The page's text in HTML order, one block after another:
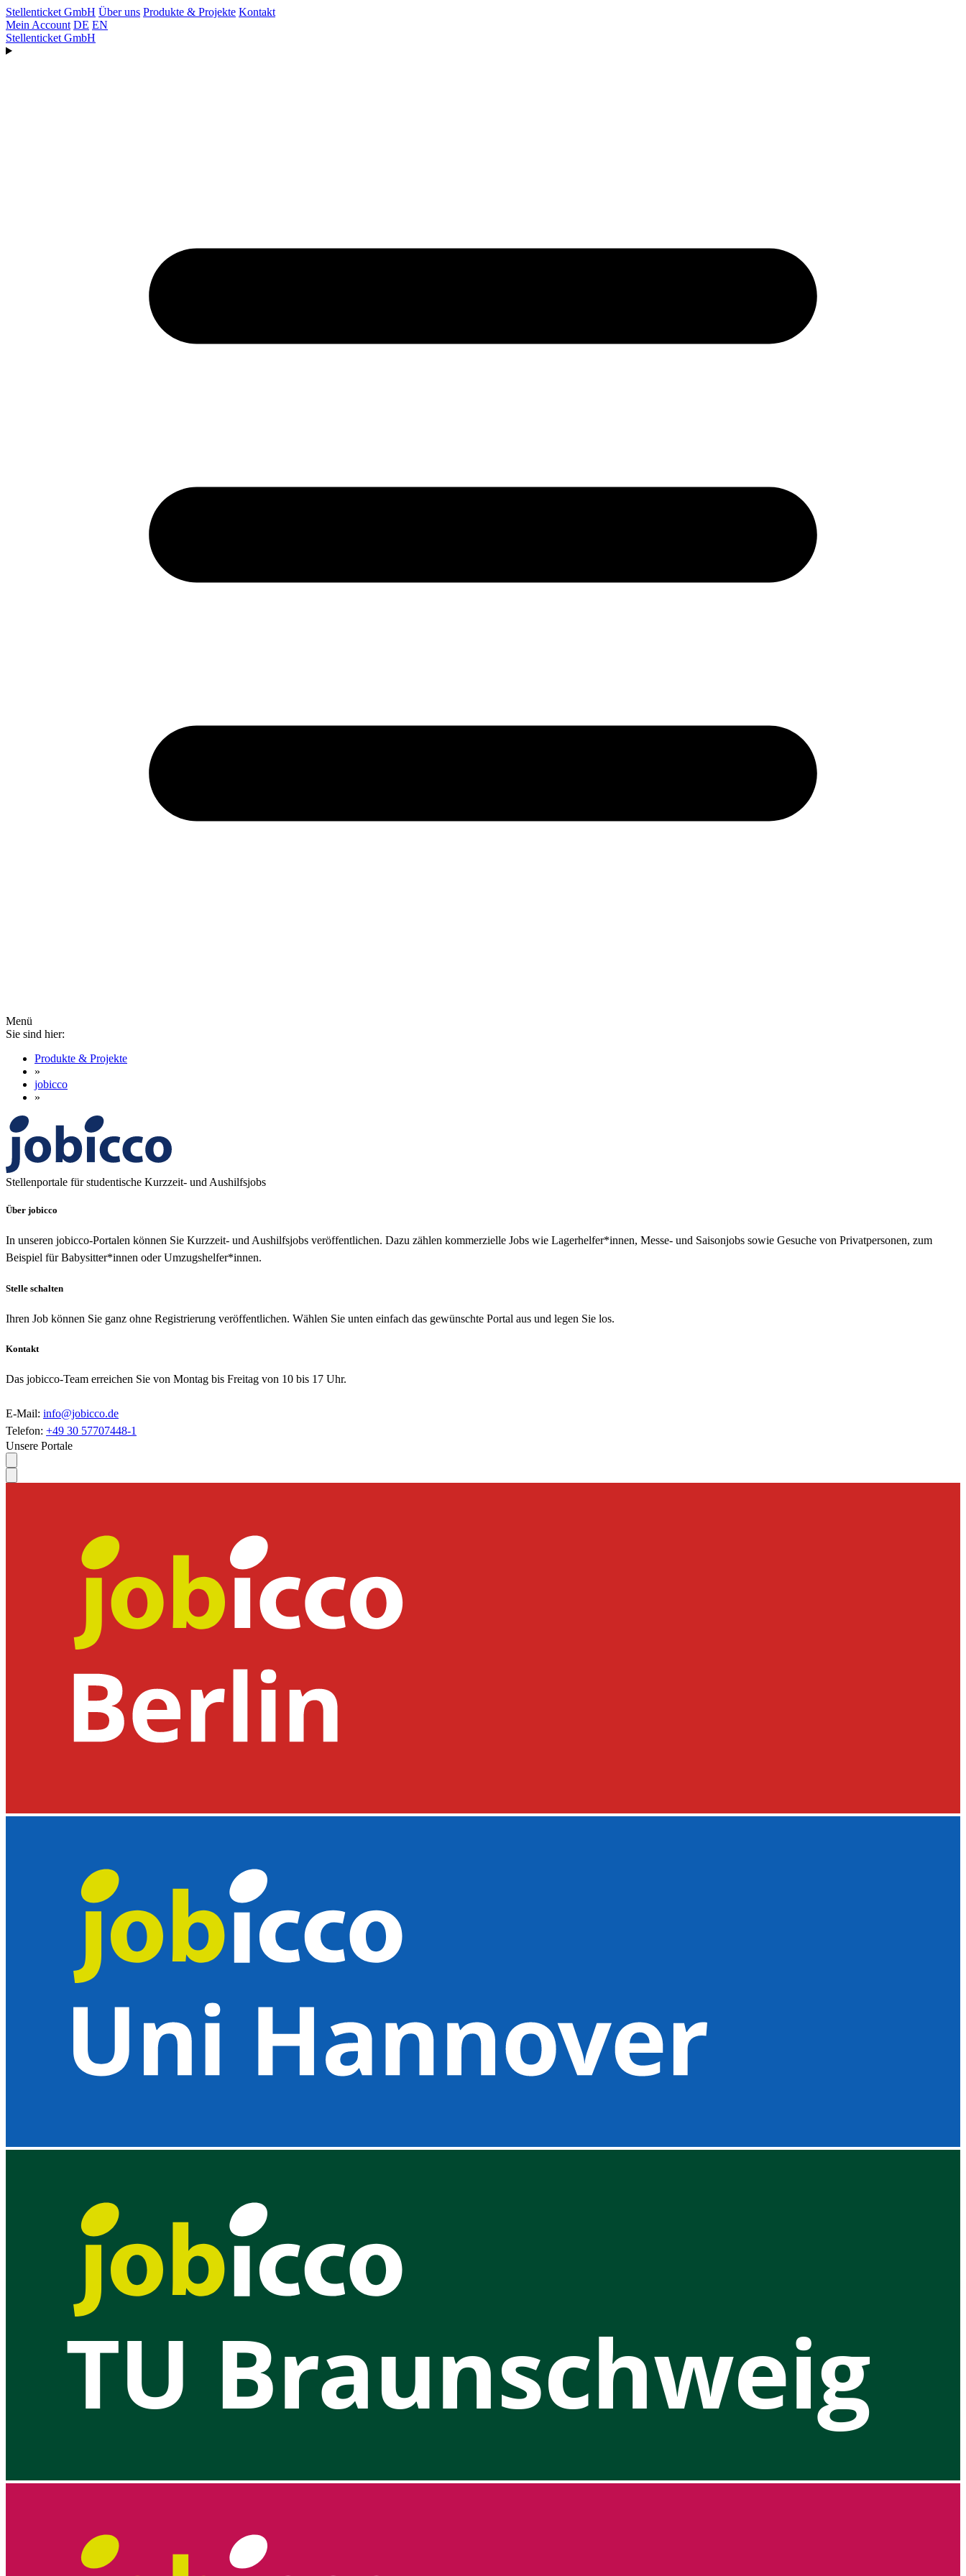
Stellenticket GmbH Über uns Produkte & Projekte Kontakt
Mein Account DE EN
Stellenticket GmbH
Menü
Sie sind hier:
Produkte & Projekte
»
jobicco
»
Stellenportale für studentische Kurzzeit- und Aushilfsjobs
Über jobicco
In unseren jobicco-Portalen können Sie Kurzzeit- und Aushilfsjobs veröffentlichen. Dazu zählen kommerzielle Jobs wie Lagerhelfer*innen, Messe- und Saisonjobs sowie Gesuche von Privatpersonen, zum
Beispiel für Babysitter*innen oder Umzugshelfer*innen.
Stelle schalten
Ihren Job können Sie ganz ohne Registrierung veröffentlichen. Wählen Sie unten einfach das gewünschte Portal aus und legen Sie los.
Kontakt
Das jobicco-Team erreichen Sie von Montag bis Freitag von 10 bis 17 Uhr.
E-Mail: info@jobicco.de
Telefon: +49 30 57707448-1
Unsere Portale